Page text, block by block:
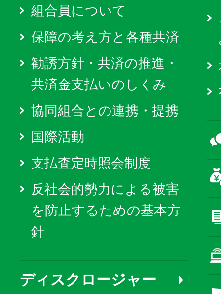
組合員について
保障の考え方と各種共済
勧誘方針・共済の推進・
共済金支払いのしくみ
協同組合との連携・提携
国際活動
支払査定時照会制度
反社会的勢力による被害
を防止するための基本方
針
ディスクロージャー